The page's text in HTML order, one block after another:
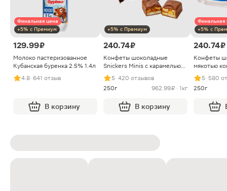
Финальная цена
+5% с Премиум
129.99 ₽
Молоко пастеризованное
Кубанская буренка 2.5% 1.4л
4.8· 641 отзыв
В корзину
+5% с Премиум
240.74 ₽
Конфеты шоколадные
Snickers Minis с карамелью
арахисом и нугой
5· 420 отзывов
250г
962.99 ₽ · 1кг
В корзину
Финальная
+5% с
240.74 ₽
Конфеты
мякотью
5· 580
250г